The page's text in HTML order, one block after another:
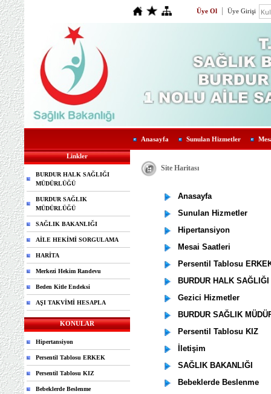
Üye Ol Üye Girişi
Anasayfa Sunulan Hizmetler
Linkler
BURDUR HALK SAĞLIĞI
MÜDÜRLÜĞÜ
BURDUR SAĞLIK
MÜDÜRLÜĞÜ
SAĞLIK BAKANLIĞI
AİLE HEKİMİ SORGULAMA
HARİTA
Merkezi Hekim Randevu
Beden Kitle Endeksi
AŞI TAKVİMİ HESAPLA
KONULAR
Hipertansiyon
Persentil Tablosu ERKEK
Persentil Tablosu KIZ
Bebeklerde Beslenme
Site Haritası
Anasayfa
Sunulan Hizmetler
Hipertansiyon
Mesai Saatleri
Persentil Tablosu
BURDUR HALK SAĞLIĞI
Gezici Hizmetler
BURDUR SAĞLIK
Persentil Tablosu KIZ
İletişim
SAĞLIK BAKANLIĞI
Bebeklerde Beslenme